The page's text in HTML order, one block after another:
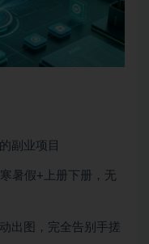
副业项目
暑假+上册下册，无
出图，完全告别手搓